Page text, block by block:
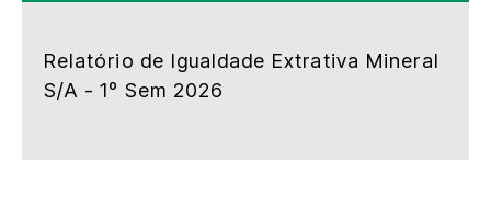
Relatório de Igualdade Extrativa Mineral
S/A - 1º Sem 2026